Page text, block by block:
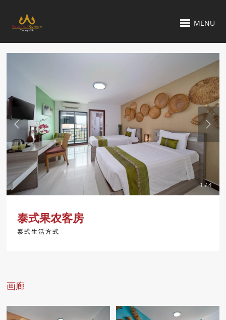
MENU
1 / 4
泰式果农客房
泰式生活方式
画廊